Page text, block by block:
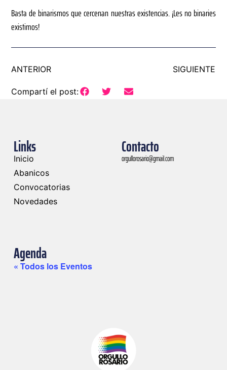
Basta de binarismos que cercenan nuestras existencias. ¡Les no binaries
existimos!
ANTERIOR SIGUIENTE
Compartí el post:
Links
Inicio
Abanicos
Convocatorias
Novedades
Contacto
orgullorosario@gmail.com
Agenda
« Todos los Eventos